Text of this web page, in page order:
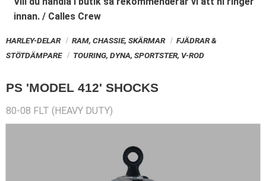
innan. / Calles Crew
HARLEY-DELAR RAM, CHASSIE, SKÄRMAR
FJÄDRAR &
STÖTDÄMPARE
TOURING, DYNA, SPORTSTER, V-ROD
PS 'MODEL 412' SHOCKS
80-08 FLT (HEAVY DUTY)